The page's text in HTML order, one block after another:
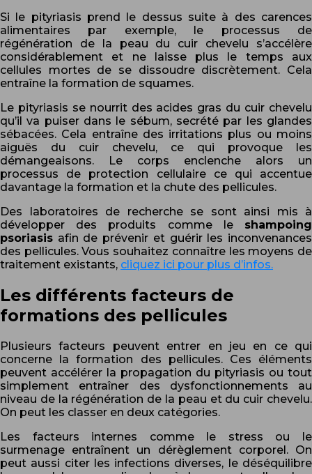
Si le pityriasis prend le dessus suite à des carences
alimentaires par exemple, le processus de
régénération de la peau du cuir chevelu s’accélère
considérablement et ne laisse plus le temps aux
cellules mortes de se dissoudre discrètement. Cela
entraîne la formation de squames.
Le pityriasis se nourrit des acides gras du cuir chevelu
qu’il va puiser dans le sébum, secrété par les glandes
sébacées. Cela entraîne des irritations plus ou moins
aiguës du cuir chevelu, ce qui provoque les
démangeaisons. Le corps enclenche alors un
processus de protection cellulaire ce qui accentue
davantage la formation et la chute des pellicules.
Des laboratoires de recherche se sont ainsi mis à
développer des produits comme le shampoing
psoriasis afin de prévenir et guérir les inconvenances
des pellicules. Vous souhaitez connaître les moyens de
traitement existants, cliquez ici pour plus d’infos.
Les différents facteurs de
formations des pellicules
Plusieurs facteurs peuvent entrer en jeu en ce qui
concerne la formation des pellicules. Ces éléments
peuvent accélérer la propagation du pityriasis ou tout
simplement entraîner des dysfonctionnements au
niveau de la régénération de la peau et du cuir chevelu.
On peut les classer en deux catégories.
Les facteurs internes comme le stress ou le
surmenage entraînent un dérèglement corporel. On
peut aussi citer les infections diverses, le déséquilibre